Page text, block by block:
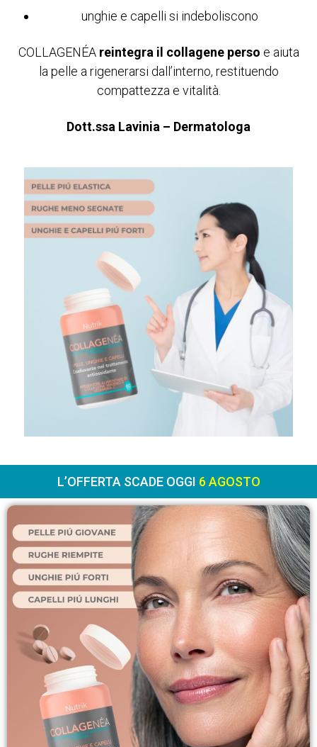
unghie e capelli si indeboliscono
COLLAGENÉA reintegra il collagene perso e aiuta
la pelle a rigenerarsi dall’interno, restituendo
compattezza e vitalità.
Dott.ssa Lavinia – Dermatologa
L’OFFERTA SCADE OGGI 6 AGOSTO